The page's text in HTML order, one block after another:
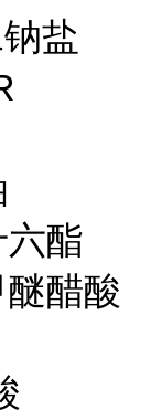
盐
酯
醋酸